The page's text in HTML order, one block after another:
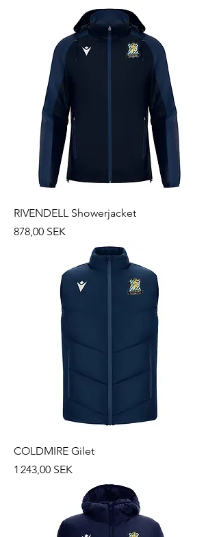
RIVENDELL Showerjacket
Prix
878,00 SEK
COLDMIRE Gilet
Prix
1 243,00 SEK